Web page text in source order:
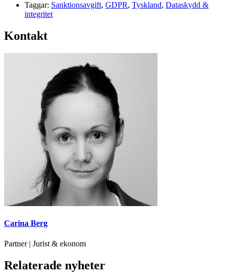
Taggar: Sanktionsavgift, GDPR, Tyskland, Dataskydd &
integritet
Kontakt
Carina Berg
Partner | Jurist & ekonom
Relaterade nyheter